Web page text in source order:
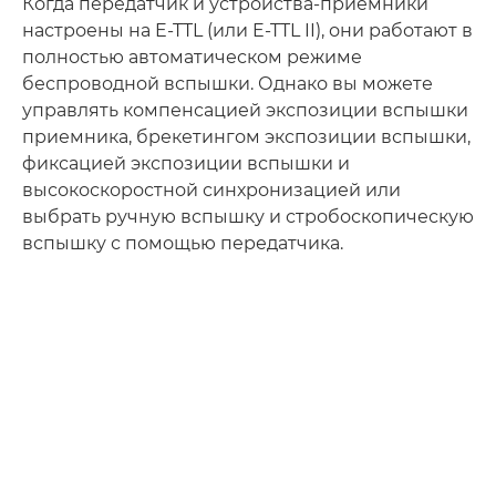
настроены на E-TTL (или E-TTL II), они работают в
полностью автоматическом режиме
беспроводной вспышки. Однако вы можете
управлять компенсацией экспозиции вспышки
приемника, брекетингом экспозиции вспышки,
фиксацией экспозиции вспышки и
высокоскоростной синхронизацией или
выбрать ручную вспышку и стробоскопическую
вспышку с помощью передатчика.